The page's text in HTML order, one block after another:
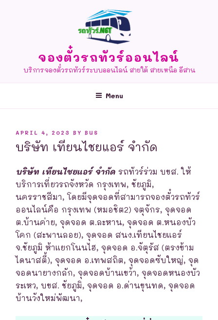
จองตั๋วรถทัวร์ออนไลน์
บริการจองตั๋วรถทัวร์ระบบออนไลน์ สายใต้ สายเหนือ อีสาน
Menu
POSTED
ON
APRIL 4, 2023 BY BUS
บริษัท เทียนไชยแอร์ จำกัด
บริษัท เทียนไชยแอร์ จำกัด รถทัวร์ร่วม บขส. ให้
บริการเที่ยวรถจังหวัด กรุงเทพ, ชัยภูมิ,
นครราชสีมา, โดยมีจุดจอดที่สามารถจองตั๋วรถทัวร์
ออนไลน์คือ กรุงเทพ (หมอชิต2) จตุจักร, จุดจอด
ต.บ้านค่าย, จุดจอด ต.ละหาน, จุดจอด ต.หนองบัว
โคก (สะพานลอย), จุดจอด สนง.เทียนไชยแอร์
จ.ชัยภูมิ ห้าแยกโนนไฮ, จุดจอด อ.จัตุรัส (ตรงข้าม
ไดนาสตี้), จุดจอด อ.เทพสถิต, จุดจอดซับใหญ่, จุด
จอดนายางกลัก, จุดจอดบ้านเขว้า, จุดจอดหนองบัว
ระเหว, บขส. ชัยภูมิ, จุดจอด อ.ด่านขุนทด, จุดจอด
บ้านวังใหม่พัฒนา,